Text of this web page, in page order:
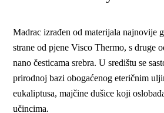
Madrac izrađen od materijala najnovije
strane od pjene Visco Thermo, s druge
nano česticama srebra. U središtu se
prirodnoj bazi obogaćenog eteričnim
eukaliptusa, majčine dušice koji
učincima.